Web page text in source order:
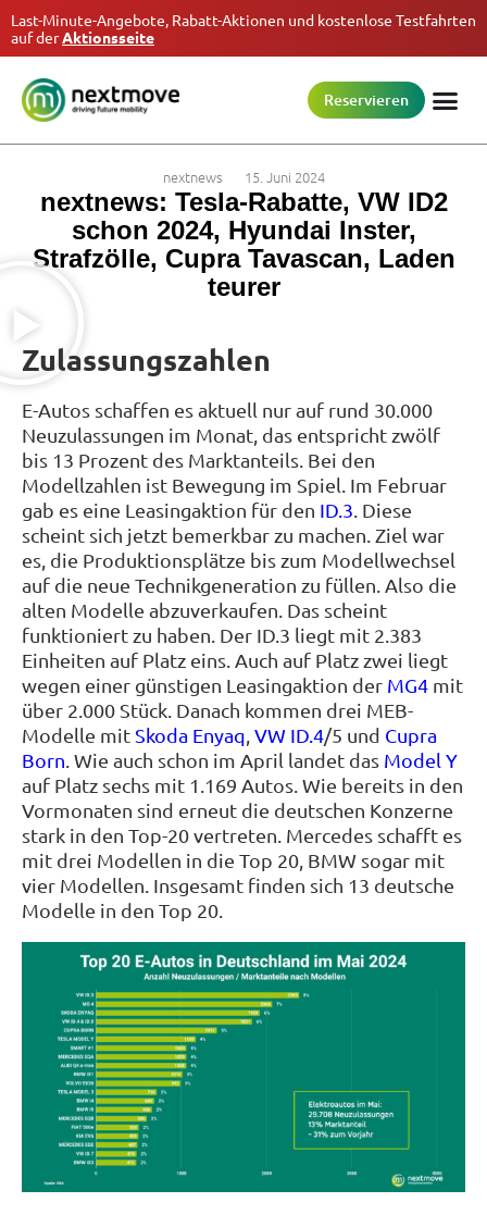
Last-Minute-Angebote, Rabatt-Aktionen und kostenlose Testfahrten
auf derAktionsseite
Reservieren
nextnews 15. Juni 2024
nextnews: Tesla-Rabatte, VW ID2
schon 2024, Hyundai Inster,
Strafzölle, Cupra Tavascan, Laden
teurer
Zulassungszahlen
E-Autos schaffen es aktuell nur auf rund 30.000
Neuzulassungen im Monat, das entspricht zwölf
bis 13 Prozent des Marktanteils. Bei den
Modellzahlen ist Bewegung im Spiel. Im Februar
gab es eine Leasingaktion für den ID.3 . Diese
scheint sich jetzt bemerkbar zu machen. Ziel war
es, die Produktionsplätze bis zum Modellwechsel
auf die neue Technikgeneration zu füllen. Also die
alten Modelle abzuverkaufen. Das scheint
funktioniert zu haben. Der ID.3 liegt mit 2.383
Einheiten auf Platz eins. Auch auf Platz zwei liegt
wegen einer günstigen Leasingaktion der MG4 mit
über 2.000 Stück. Danach kommen drei MEB-
Modelle mit Skoda Enyaq VW ID.4/5 und Cupra
Born . Wie auch schon im April landet das Model Y
auf Platz sechs mit 1.169 Autos. Wie bereits in den
Vormonaten sind erneut die deutschen Konzerne
stark in den Top-20 vertreten. Mercedes schafft es
mit drei Modellen in die Top 20, BMW sogar mit
vier Modellen. Insgesamt finden sich 13 deutsche
Modelle in den Top 20.